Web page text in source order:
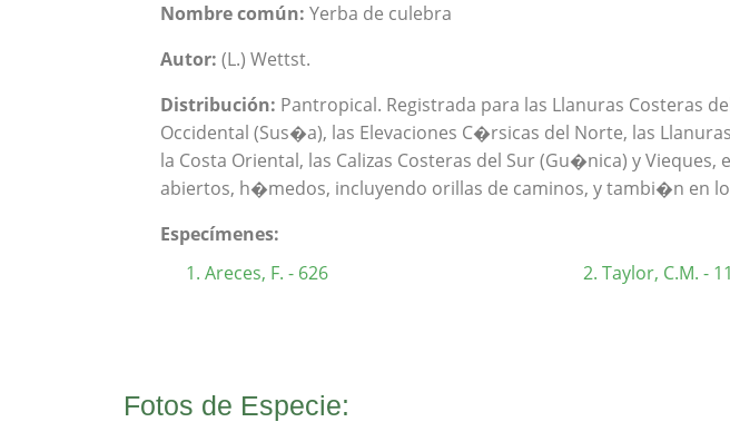
Nombre común: Yerba de culebra
Autor: (L.) Wettst.
Distribución: Pantropical. Registrada para las Llanuras Costeras
Occidental (Sus�a), las Elevaciones C�rsicas del Norte, las
la Costa Oriental, las Calizas Costeras del Sur (Gu�nica) y
abiertos, h�medos, incluyendo orillas de caminos, y tambi�n en
Especímenes:
Areces, F. - 626
Taylor, C.M. -
Fotos de Especie: